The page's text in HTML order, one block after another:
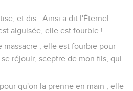
et dis : Ainsi a dit l'Éternel :
aiguisée, elle est fourbie !
massacre ; elle est fourbie pour
réjouir, sceptre de mon fils, qui
qu'on la prenne en main ; elle